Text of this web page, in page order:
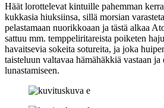
Häät lorottelevat kintuille pahemman
kukkasia hiuksiinsa, sillä morsian
pelastamaan nuorikkoaan ja tästä alkaa
sattuu mm. temppeliritareista poiketen
havaitsevia sokeita sotureita, ja joka
taisteluun valtavaa hämähäkkiä vastaan ja
lunastamiseen.